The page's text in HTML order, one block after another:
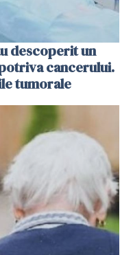
descoperit un
cancerului.
tumorale